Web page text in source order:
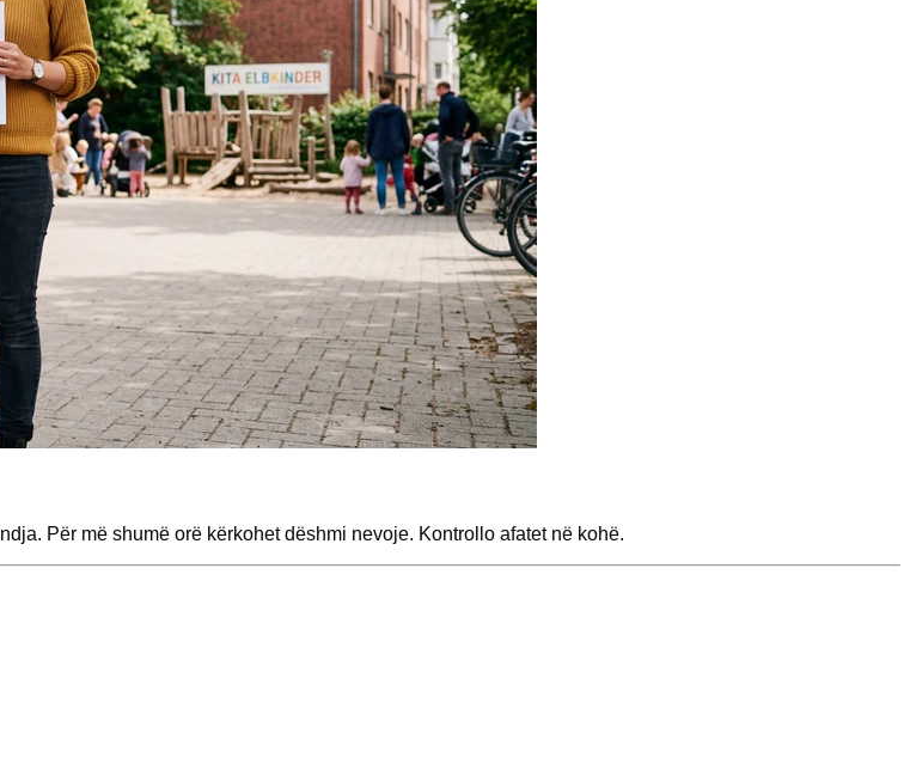
Për më shumë orë kërkohet dëshmi nevoje. Kontrollo afatet në kohë.